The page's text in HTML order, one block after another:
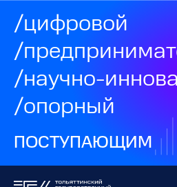
/цифровой
/
/научно-
/опорный
ПОСТУПАЮЩИМ